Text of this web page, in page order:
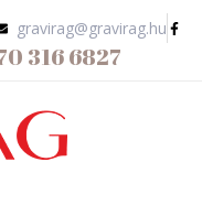
gravirag@gravirag.hu
316 6827